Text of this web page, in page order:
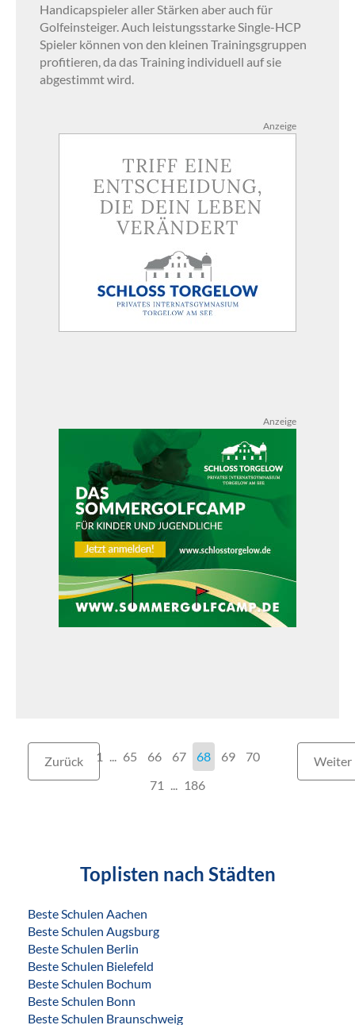
Handicapspieler aller Stärken aber auch für
Golfeinsteiger. Auch leistungsstarke Single-HCP
Spieler können von den kleinen Trainingsgruppen
profitieren, da das Training individuell auf sie
abgestimmt wird.
Anzeige
Anzeige
Zurück 1 65 66 67 68 69
70
71
186
Weiter
Toplisten nach Städten
Beste Schulen Aachen
Beste Schulen Augsburg
Beste Schulen Berlin
Beste Schulen Bielefeld
Beste Schulen Bochum
Beste Schulen Bonn
Beste Schulen Braunschweig